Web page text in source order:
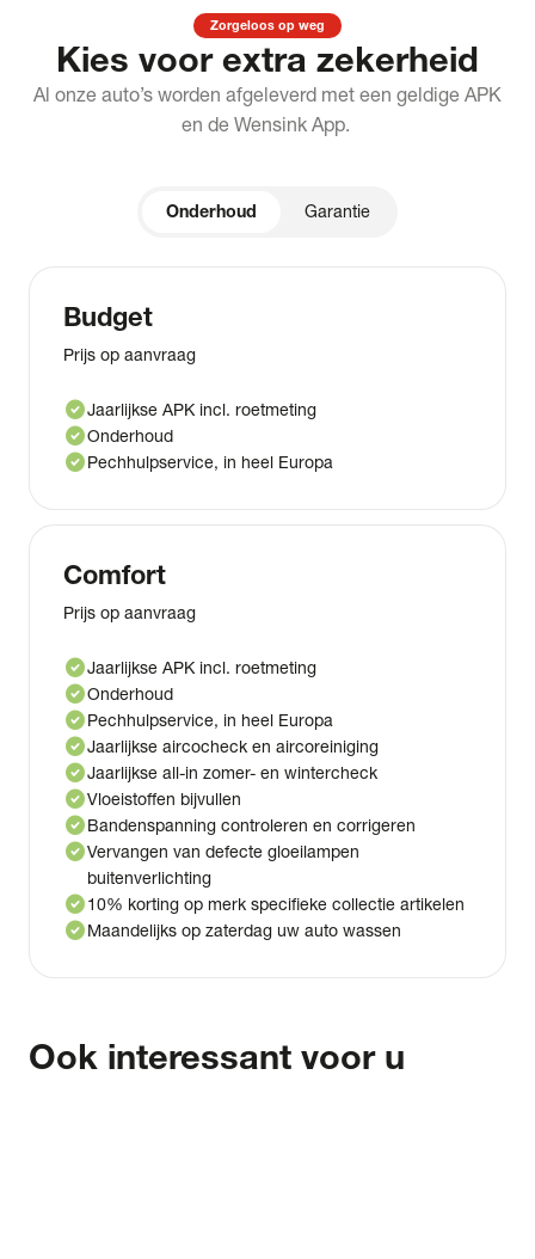
Zorgeloos op weg
Kies voor extra zekerheid
Al onze auto’s worden afgeleverd met een geldige APK
en de Wensink App.
Onderhoud Garantie
Budget
Prijs op aanvraag
check_circleJaarlijkse APK incl. roetmeting
check_circleOnderhoud
check_circlePechhulpservice, in heel Europa
Comfort
Prijs op aanvraag
check_circleJaarlijkse APK incl. roetmeting
check_circleOnderhoud
check_circlePechhulpservice, in heel Europa
check_circleJaarlijkse aircocheck en aircoreiniging
check_circleJaarlijkse all-in zomer- en wintercheck
check_circleVloeistoffen bijvullen
check_circleBandenspanning controleren en corrigeren
check_circleVervangen van defecte gloeilampen
buitenverlichting
check_circle10% korting op merk specifieke collectie artikelen
check_circleMaandelijks op zaterdag uw auto wassen
Ook interessant voor u